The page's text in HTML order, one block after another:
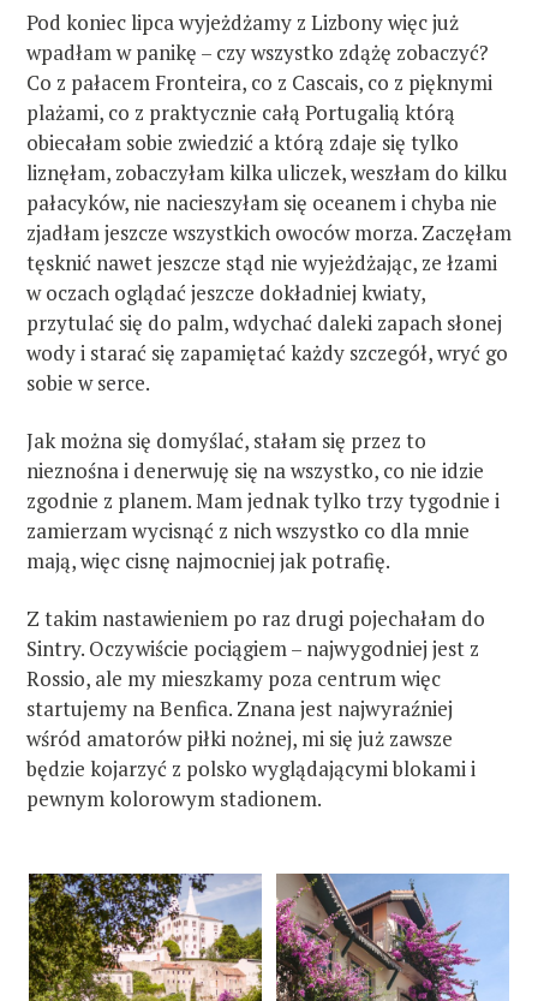
Pod koniec lipca wyjeżdżamy z Lizbony więc już
wpadłam w panikę – czy wszystko zdążę zobaczyć?
Co z pałacem Fronteira, co z Cascais, co z pięknymi
plażami, co z praktycznie całą Portugalią którą
obiecałam sobie zwiedzić a którą zdaje się tylko
liznęłam, zobaczyłam kilka uliczek, weszłam do kilku
pałacyków, nie nacieszyłam się oceanem i chyba nie
zjadłam jeszcze wszystkich owoców morza. Zaczęłam
tęsknić nawet jeszcze stąd nie wyjeżdżając, ze łzami
w oczach oglądać jeszcze dokładniej kwiaty,
przytulać się do palm, wdychać daleki zapach słonej
wody i starać się zapamiętać każdy szczegół, wryć go
sobie w serce.
Jak można się domyślać, stałam się przez to
nieznośna i denerwuję się na wszystko, co nie idzie
zgodnie z planem. Mam jednak tylko trzy tygodnie i
zamierzam wycisnąć z nich wszystko co dla mnie
mają, więc cisnę najmocniej jak potrafię.
Z takim nastawieniem po raz drugi pojechałam do
Sintry. Oczywiście pociągiem – najwygodniej jest z
Rossio, ale my mieszkamy poza centrum więc
startujemy na Benfica. Znana jest najwyraźniej
wśród amatorów piłki nożnej, mi się już zawsze
będzie kojarzyć z polsko wyglądającymi blokami i
pewnym kolorowym stadionem.